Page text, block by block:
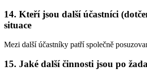
14. Kteří jsou další účastníci
situace
Mezi další účastníky patří společně
15. Jaké další činnosti jsou po